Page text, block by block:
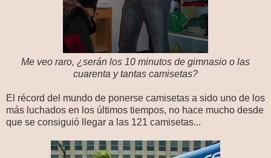
Me veo raro, ¿serán los 10 minutos de gimnasio o las
cuarenta y tantas camisetas?
El récord del mundo de ponerse camisetas a sido uno de los
más luchados en los últimos tiempos, no hace mucho desde
que se consiguió llegar a las 121 camisetas...